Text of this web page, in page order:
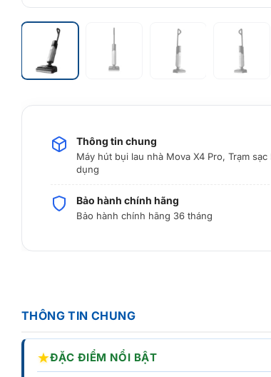
Thông tin chung
Máy hút bụi lau nhà Mova X4 Pro, Trạm
dụng
Bảo hành chính hãng
Bảo hành chính hãng 36 tháng
THÔNG TIN CHUNG
★ĐẶC ĐIỂM NỔI BẬT